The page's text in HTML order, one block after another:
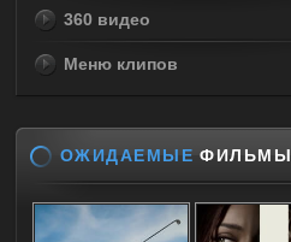
360 видео
Меню клипов
ОЖИДАЕМЫЕ ФИЛЬМЫ